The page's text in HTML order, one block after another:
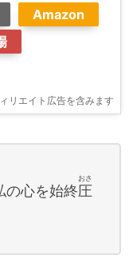
Amazon
リエイト広告を含みます
の心を始終圧
おさ